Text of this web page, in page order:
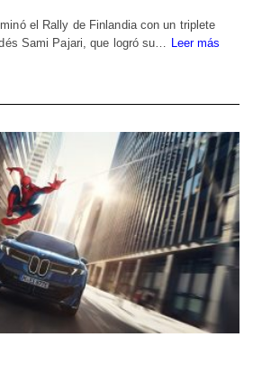
el Rally de Finlandia con un triplete
Sami Pajari, que logró su… Leer más